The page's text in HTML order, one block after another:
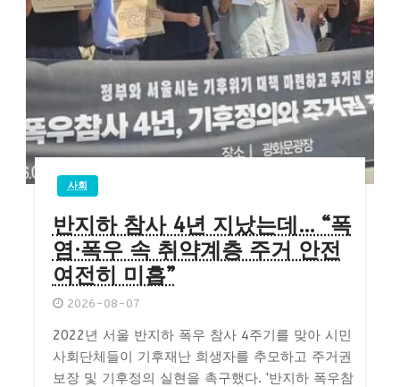
사회
반지하 참사 4년 지났는데… “폭
염·폭우 속 취약계층 주거 안전
여전히 미흡”
2026-08-07
2022년 서울 반지하 폭우 참사 4주기를 맞아 시민
사회단체들이 기후재난 희생자를 추모하고 주거권
보장 및 기후정의 실현을 촉구했다. '반지하 폭우참